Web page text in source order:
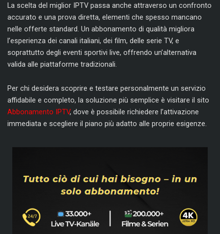
La scelta del miglior IPTV passa anche attraverso un confronto
accurato e una prova diretta, elementi che spesso mancano
nelle offerte standard. Un abbonamento di qualità migliora
l’esperienza dei canali italiani, dei film, delle serie TV, e
soprattutto degli eventi sportivi live, offrendo un’alternativa
valida alle piattaforme tradizionali.
Per chi desidera scoprire e testare personalmente un servizio
affidabile e completo, la soluzione più semplice è visitare il sito
Abbonamento IPTV, dove è possibile richiedere l’attivazione
immediata e scegliere il piano più adatto alle proprie esigenze.